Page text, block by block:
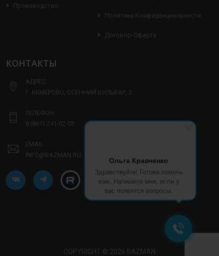
Ольга Кравченко
Здравствуйте! Готова помочь
вам. Напишите мне, если у
вас появятся вопросы.
Производство
Политика Конфиденциальности
Договор-Оферта
КОНТАКТЫ
АДРЕС:
Г. КЕМЕРОВО, ОСЕННИЙ БУЛЬВАР, 2
ТЕЛЕФОН:
8 (861) 241-02-03
EMAIL:
INFO@BAZMAN.RU
COPYRIGHT © 2026 BAZMAN